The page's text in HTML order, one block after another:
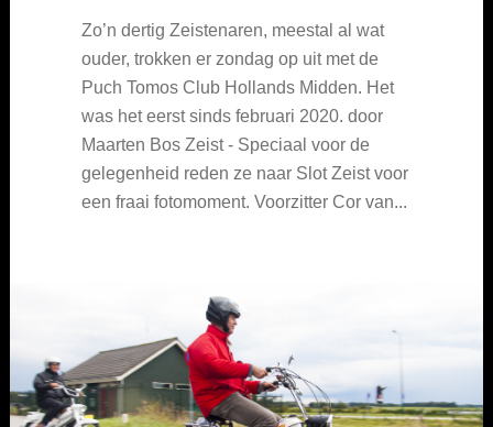
Zo’n dertig Zeistenaren, meestal al wat
ouder, trokken er zondag op uit met de
Puch Tomos Club Hollands Midden. Het
was het eerst sinds februari 2020. door
Maarten Bos Zeist - Speciaal voor de
gelegenheid reden ze naar Slot Zeist voor
een fraai fotomoment. Voorzitter Cor van...